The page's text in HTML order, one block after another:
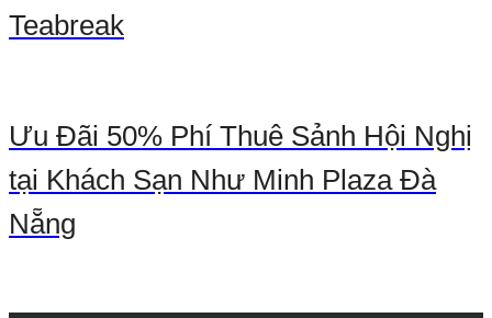
Teabreak
Ưu Đãi 50% Phí Thuê Sảnh Hội Nghị
tại Khách Sạn Như Minh Plaza Đà
Nẵng